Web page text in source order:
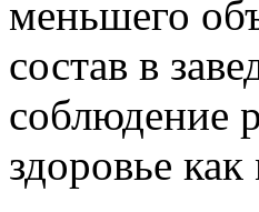
меньшего
состав в
соблюдение
здоровье